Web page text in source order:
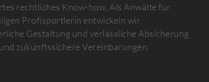
rechtliches Know-how. Als Anwälte für
Profisportlerin entwickeln wir
Gestaltung und verlässliche Absicherung
zukunftssichere Vereinbarungen.